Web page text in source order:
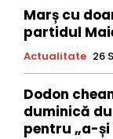
Marș cu
partidul
Actualitate 26
Dodon
duminică
pentru „a-